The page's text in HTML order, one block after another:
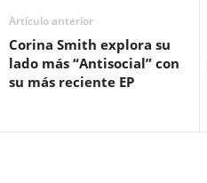
Artículo anterior
Corina Smith explora su
lado más “Antisocial” con
su más reciente EP